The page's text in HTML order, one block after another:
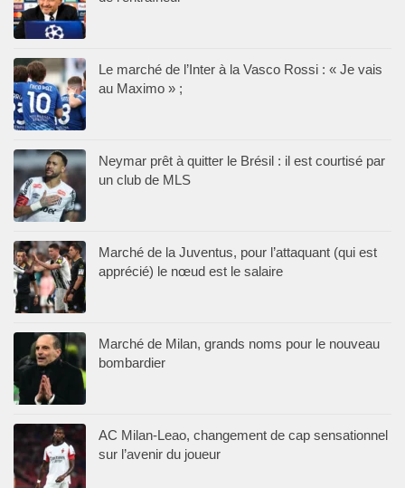
Le marché de l’Inter à la Vasco Rossi : « Je vais
au Maximo » ;
Neymar prêt à quitter le Brésil : il est courtisé par
un club de MLS
Marché de la Juventus, pour l’attaquant (qui est
apprécié) le nœud est le salaire
Marché de Milan, grands noms pour le nouveau
bombardier
AC Milan-Leao, changement de cap sensationnel
sur l’avenir du joueur